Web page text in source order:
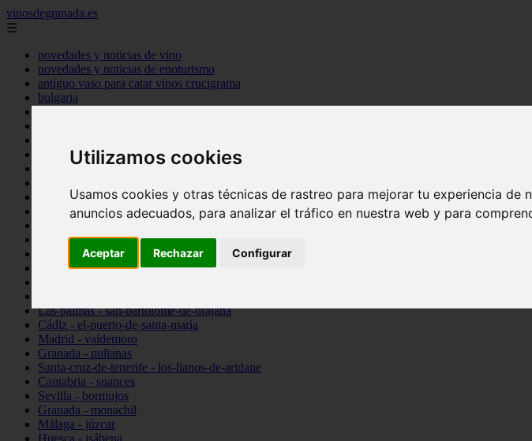
Utilizamos cookies
Usamos cookies y otras técnicas de rastreo para mejorar tu experiencia
anuncios adecuados, para analizar el tráfico en nuestra web y para
Aceptar Rechazar Configurar
vinosdegranada.es
☰
novedades y noticias de vino
novedades y noticias de enoturismo
antiguo vaso para catar vinos crucigrama
bulgaria
Córdoba - córdoba
Barcelona - barcelona
Ciudad-real - montiel
Santa-cruz-de-tenerife - guía-de-isora
La-rioja - casalarreina
Almería - roquetas-de-mar
Madrid - pozuelo-de-alarcón
Las-palmas - san-bartolomé-de-tirajana
Cádiz - el-puerto-de-santa-maría
Madrid - valdemoro
Granada - pulianas
Santa-cruz-de-tenerife - los-llanos-de-aridane
Cantabria - suances
Sevilla - bormujos
Granada - monachil
Málaga - júzcar
Huesca - isábena